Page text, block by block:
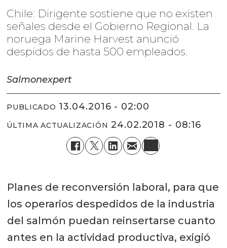
Chile: Dirigente sostiene que no existen
señales desde el Gobierno Regional. La
noruega Marine Harvest anunció
despidos de hasta 500 empleados.
Salmonexpert
PUBLICADO 13.04.2016 - 02:00
ÚLTIMA ACTUALIZACIÓN 24.02.2018 - 08:16
Planes de reconversión laboral, para que
los operarios despedidos de la industria
del salmón puedan reinsertarse cuanto
antes en la actividad productiva, exigió